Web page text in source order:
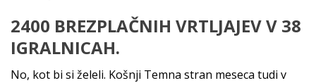
2400 BREZPLAČNIH VRTLJAJEV V 38
IGRALNICAH.
No, kot bi si želeli. Košnji Temna stran meseca tudi v